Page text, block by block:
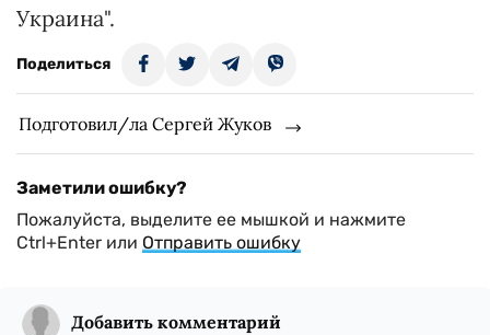
Украина".
Поделиться
Подготовил/ла Сергей Жуков
Заметили ошибку?
Пожалуйста, выделите ее мышкой и нажмите
Ctrl+Enter или Отправить ошибку
Добавить комментарий